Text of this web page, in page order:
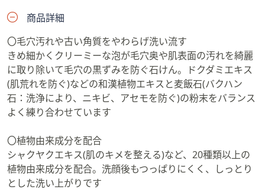
商品詳細
〇毛穴汚れや古い角質をやわらげ洗い流す
きめ細かくクリーミーな泡が毛穴奥や肌表面の汚れを綺麗
に取り除いて毛穴の黒ずみを防ぐ石けん。ドクダミエキス
(肌荒れを防ぐ)などの和漢植物エキスと麦飯石(バクハン
石：洗浄により、ニキビ、アセモを防ぐ)の粉末をバランス
よく練り合わせています
〇植物由来成分を配合
シャクヤクエキス(肌のキメを整える)など、20種類以上の
植物由来成分を配合。洗顔後もつっぱりにくく、しっとり
とした洗い上がりです